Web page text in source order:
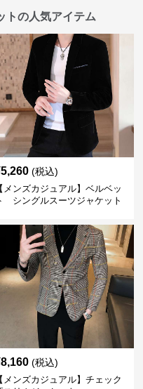
トの人気アイテム
5,260 (税込)
【メンズカジュアル】ベルベッ
シングルスーツジャケット
8,160 (税込)
【メンズカジュアル】チェック